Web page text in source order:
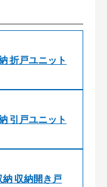
折戸ユニット
引戸ユニット
収納開き戸